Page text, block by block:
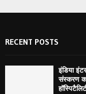
RECENT POSTS
इंडिया
संस्करण